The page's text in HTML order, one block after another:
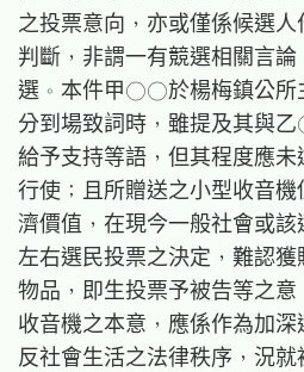
之投票意向，亦或僅係候選
判斷，非謂一有競選相關言
選。本件甲○○於楊梅鎮公所
分到場致詞時，雖提及其與
給予支持等語，但其程度應
行使；且所贈送之小型收音
濟價值，在現今一般社會或
左右選民投票之決定，難認
物品，即生投票予被告等之
收音機之本意，應係作為加
反社會生活之法律秩序，況